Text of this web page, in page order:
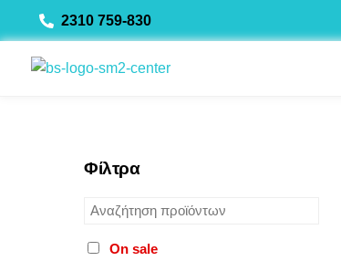
to
content
2310 759-830
Φίλτρα
On sale